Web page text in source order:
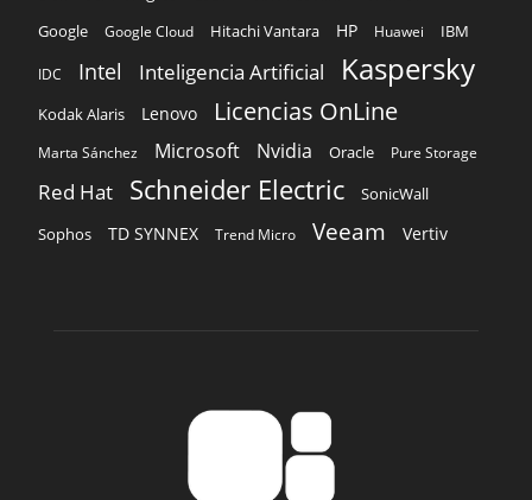
Google Google Cloud Hitachi Vantara HP Huawei IBM
IDC Intel Inteligencia Artificial Kaspersky
Kodak Alaris Lenovo Licencias OnLine
Marta Sánchez Microsoft Nvidia Oracle Pure Storage
Red Hat Schneider Electric SonicWall
Sophos TD SYNNEX Trend Micro Veeam Vertiv